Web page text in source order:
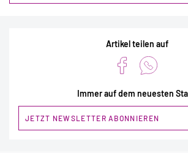
Artikel teilen auf
Immer auf dem neuesten
JETZT NEWSLETTER ABONNIEREN